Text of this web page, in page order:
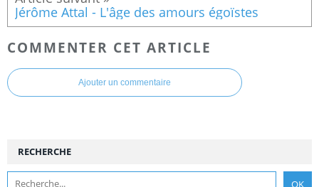
Jérôme Attal - L'âge des amours égoïstes
COMMENTER CET ARTICLE
Ajouter un commentaire
RECHERCHE